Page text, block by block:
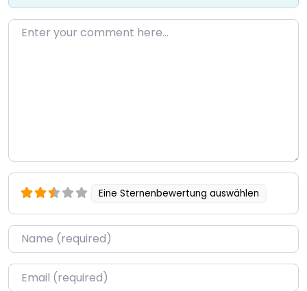
Enter your comment here…
Eine Sternenbewertung auswählen
Name*
Email*